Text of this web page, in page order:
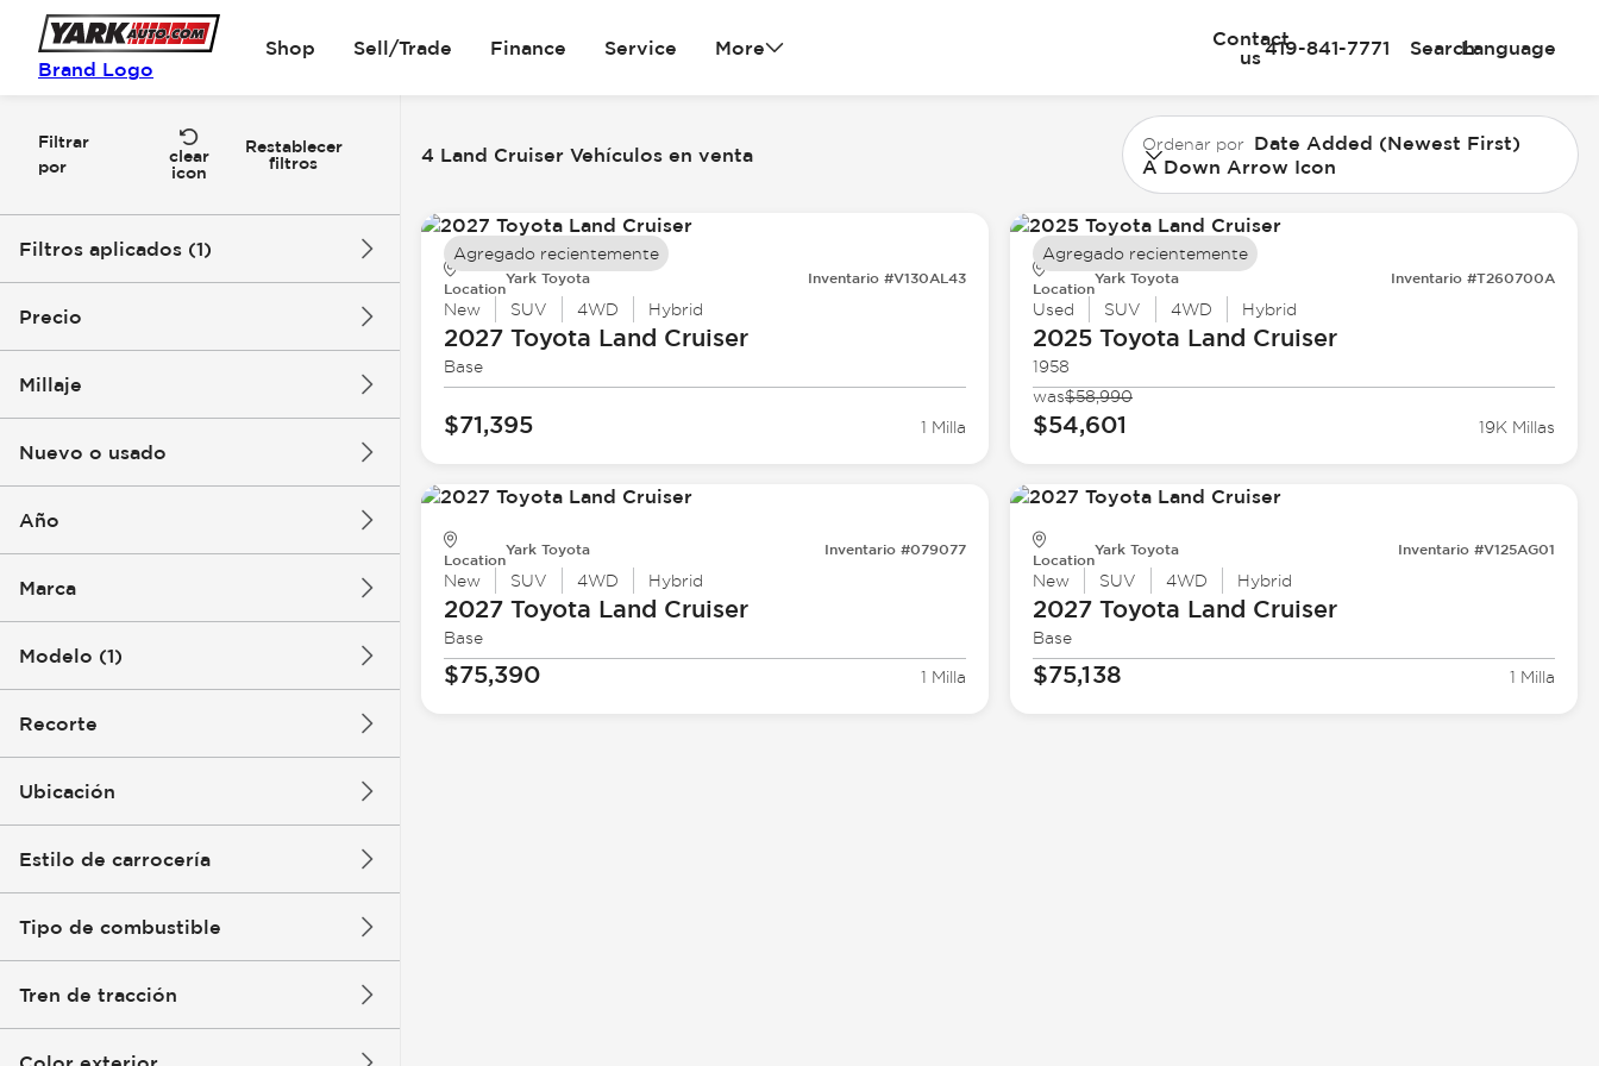
Brand Logo
Shop Sell/Trade Finance Service More
Contact
us419-841-7771 SearchLanguage
Filtrar
por
clear
icon
Restablecer
filtros
Filtros aplicados (1)
Land Cruiser
Precio
Millaje
Nuevo o usado
Año
Marca
Modelo (1)
Recorte
Ubicación
Estilo de carrocería
Tipo de combustible
Tren de tracción
4 Land Cruiser Vehículos en venta Ordenar por Date Added (Newest First)
A Down Arrow Icon
Location
Yark Toyota Inventario #V130AL43
New SUV 4WD Hybrid
2027 Toyota Land Cruiser
Base
$71,395 1 Milla
Agregado recientemente
Location
Yark Toyota Inventario #T260700A
Used SUV 4WD Hybrid
2025 Toyota Land Cruiser
1958
was$58,990
$54,601 19K Millas
Agregado recientemente
Location
Yark Toyota Inventario #079077
New SUV 4WD Hybrid
2027 Toyota Land Cruiser
Base
$75,390 1 Milla
Location
Yark Toyota Inventario #V125AG01
New SUV 4WD Hybrid
2027 Toyota Land Cruiser
Base
$75,138 1 Milla